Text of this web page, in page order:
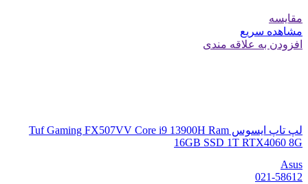
مقایسه
مشاهده سریع
افزودن به علاقه مندی
لپ تاپ ایسوس Tuf Gaming FX507VV Core i9 13900H Ram
16GB SSD 1T RTX4060 8G
Asus
021-58612